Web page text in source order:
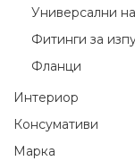
Универсални
Фитинги за
Фланци
Интериор
Консумативи
Марка